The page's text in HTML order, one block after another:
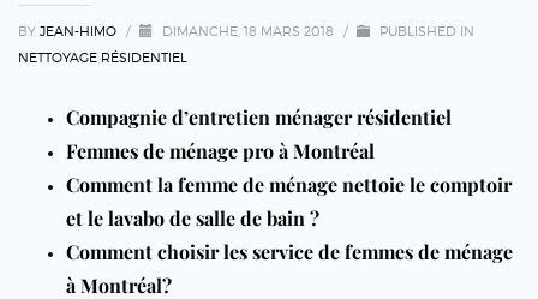
BY JEAN-HIMO / DIMANCHE, 18 MARS 2018 /
PUBLISHED IN
NETTOYAGE RÉSIDENTIEL
Compagnie d’entretien ménager résidentiel
Femmes de ménage pro à Montréal
Comment la femme de ménage nettoie le comptoir
et le lavabo de salle de bain ?
Comment choisir les service de femmes de ménage
à Montréal?